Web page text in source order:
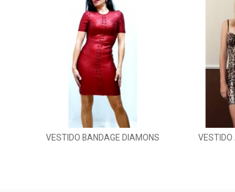
Añadir al carrito
VESTIDO BANDAGE DIAMONS
VESTIDO